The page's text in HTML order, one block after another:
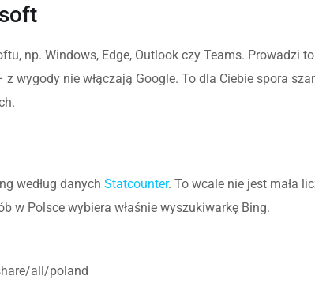
np. Windows, Edge, Outlook czy Teams. Prowadzi
wygody nie włączają Google. To dla Ciebie spora
według danych Statcounter. To wcale nie jest mała
w Polsce wybiera właśnie wyszukiwarkę Bing.
all/poland